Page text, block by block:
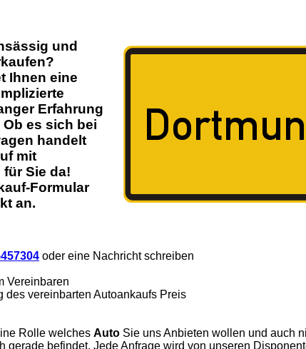
und
Ihnen eine
Erfahrung
Ob es sich bei
handelt
mit
für Sie da!
Formular
an.
oder eine Nachricht schreiben
Vereinbaren
des vereinbarten Autoankaufs Preis
Rolle welches Auto Sie uns Anbieten wollen und auch
gerade befindet, Jede Anfrage wird von unseren